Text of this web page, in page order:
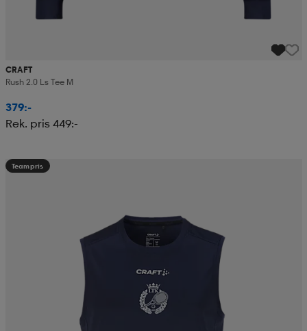
CRAFT
Rush 2.0 Ls Tee M
379:-
Rek. pris 449:-
Teampris